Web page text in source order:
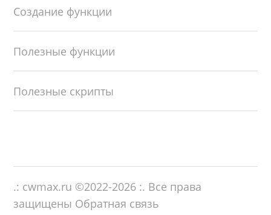
Создание функции
Полезные функции
Полезные скрипты
.: cwmax.ru ©2022-2026 :. Все права
защищены Обратная связь